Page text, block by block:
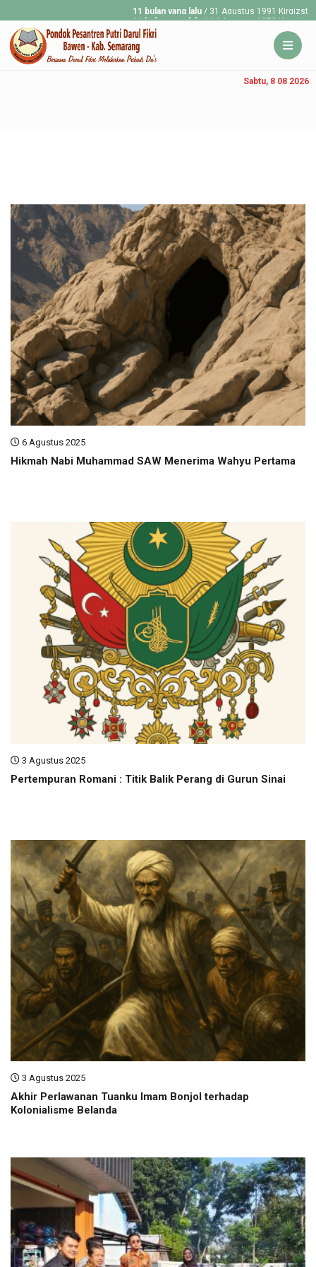
11 bulan yang lalu/ 31 Agustus 1991 Kirgizstan
11 bulan yang lalu/ 14 Agustus 1973 Konstitusi
Sabtu, 8 08 2026
6 Agustus 2025
Hikmah Nabi Muhammad SAW Menerima Wahyu Pertama
3 Agustus 2025
Pertempuran Romani : Titik Balik Perang di Gurun Sinai
3 Agustus 2025
Akhir Perlawanan Tuanku Imam Bonjol terhadap
Kolonialisme Belanda